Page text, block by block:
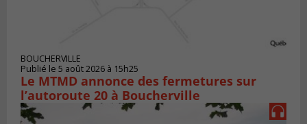
BOUCHERVILLE
Publié le 5 août 2026 à 15h25
Le MTMD annonce des fermetures sur
l’autoroute 20 à Boucherville